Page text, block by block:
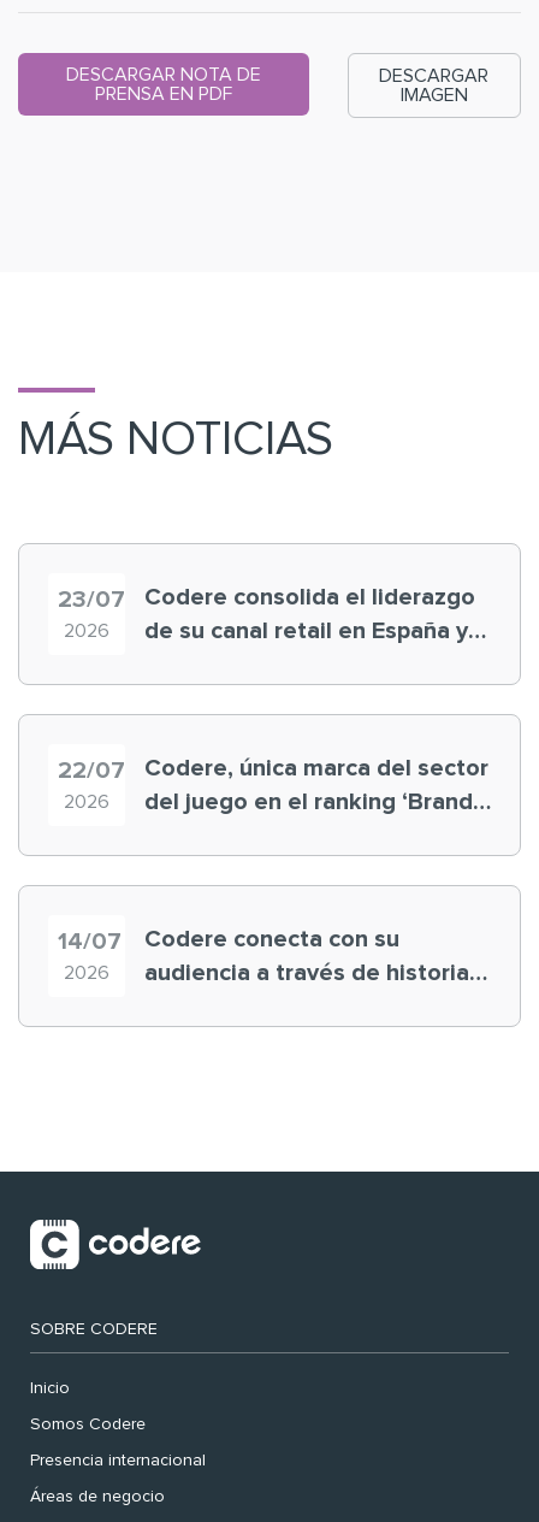
DESCARGAR NOTA DE
PRENSA EN PDF
DESCARGAR
IMAGEN
MÁS NOTICIAS
23/07
2026
Codere consolida el liderazgo
de su canal retail en España y
22/07
2026
Codere, única marca del sector
del juego en el ranking ‘Brand
14/07
2026
Codere conecta con su
audiencia a través de historias
SOBRE CODERE
Inicio
Somos Codere
Presencia internacional
Áreas de negocio